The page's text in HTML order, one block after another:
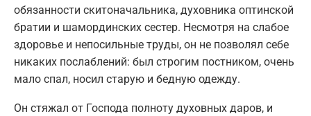
обязанности скитоначальника, духовника оптинской
братии и шамординских сестер. Несмотря на слабое
здоровье и непосильные труды, он не позволял себе
никаких послаблений: был строгим постником, очень
мало спал, носил старую и бедную одежду.
Он стяжал от Господа полноту духовных даров, и